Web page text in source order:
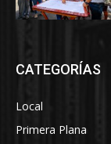
CATEGORÍAS
Local
Primera Plana